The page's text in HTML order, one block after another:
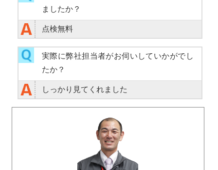
ましたか？
点検無料
実際に弊社担当者がお伺いしていかがでし
たか？
しっかり見てくれました